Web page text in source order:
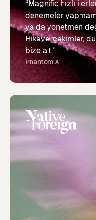
“Magnific hızlı
denemeler
ya da yönetmen
Hikâye, çekimler,
bize ait.”
Phantom X